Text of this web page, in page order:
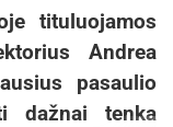
tituluojamos
Andrea
pasaulio
dažnai tenka